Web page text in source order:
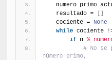
    resultado =
    cociente =
None
while cociente
if n %
# No se
número primo,